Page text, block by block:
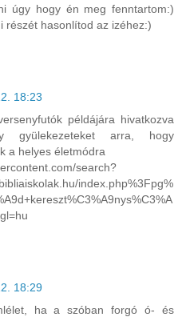
úgy hogy én meg fenntartom:)
részét hasonlítod az izéhez:)
18:23
példájára hivatkozva
gyülekezeteket arra, hogy
a helyes életmódra
search?
index.php%3Fpg%
18:29
ha a szóban forgó ó- és